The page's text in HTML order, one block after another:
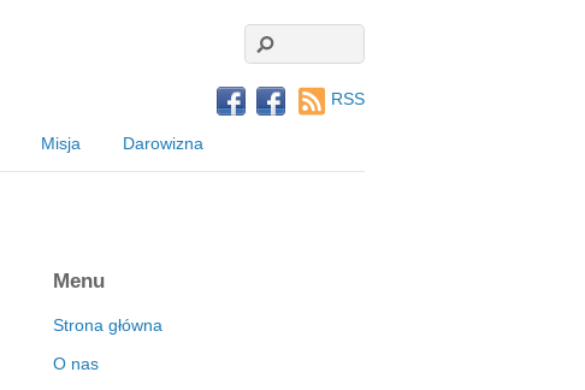
Misja Darowizna
RSS
Menu
Strona główna
O nas